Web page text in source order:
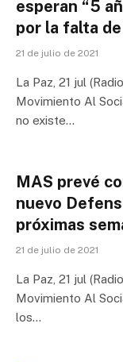
esperan “5
por la falta
21 de julio de 2021
La Paz, 21 jul
Movimiento Al
no existe…
MAS prevé
nuevo
próximas
21 de julio de 2021
La Paz, 21 jul
Movimiento Al
los…